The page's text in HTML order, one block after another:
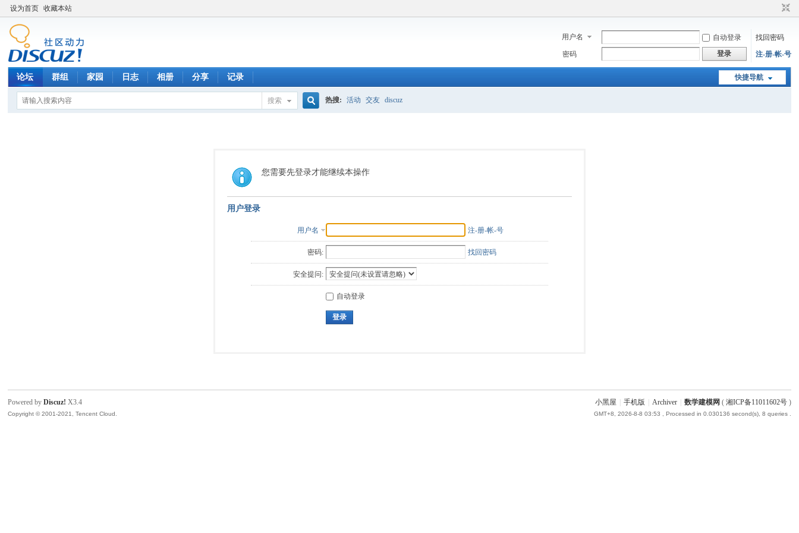
设为首页 收藏本站
用户名 自动登录
找回密码
密码
登录 注-册-帐-号
快捷导航
论坛 群组 家园 日志 相册 分享 记录
搜索
索
热搜: 活动 交友 discuz
您需要先登录才能继续本操作
用户登录
用户名 注-册-帐-号
密码: 找回密码
安全提问:
自动登录
登录
小黑屋 手机版 Archiver 数学建模网 ( 湘ICP备11011602号)
GMT+8, 2026-8-8 03:53 , Processed in 0.030136 second(s), 8 queries .
Powered byDiscuz! X3.4
Copyright © 2001-2021, Tencent Cloud.